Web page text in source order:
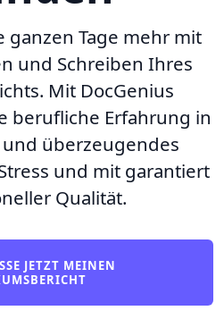
ganzen Tage mehr mit
und Schreiben Ihres
Mit DocGenius
berufliche Erfahrung in
überzeugendes
und mit garantiert
Qualität.
JETZT MEINEN